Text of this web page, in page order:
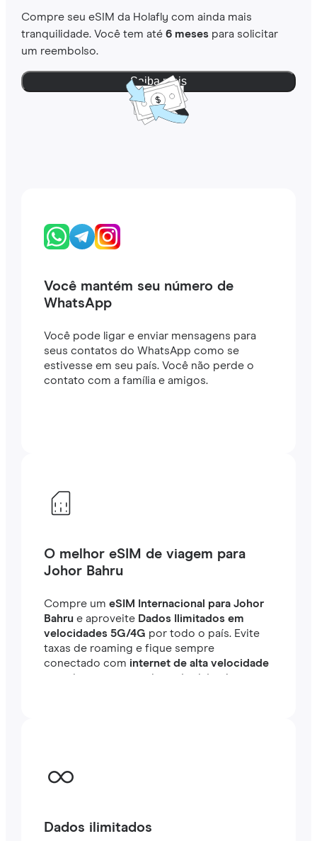
Compre seu eSIM da Holafly com ainda mais
tranquilidade. Você tem até 6 mesespara solicitar
um reembolso.
Saiba mais
Você mantém seu número de
WhatsApp
Você pode ligar e enviar mensagens para
seus contatos do WhatsApp como se
estivesse em seu país. Você não perde o
contato com a família e amigos.
O melhor eSIM de viagem para
Johor Bahru
Compre um eSIM Internacional para Johor
Bahrue aproveite Dados Ilimitados em
velocidades 5G/4G por todo o país. Evite
taxas de roaming e fique sempre
conectado com internet de alta velocidade
em minutos no exterior, seja viajando ou
Dados ilimitados